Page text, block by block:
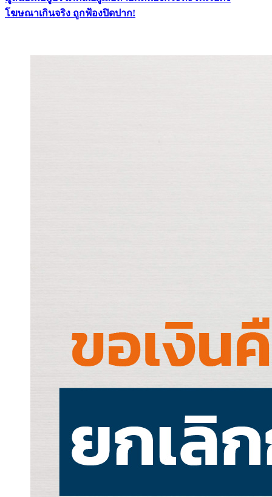
โฆษณาเกินจริง ถูกฟ้องปิดปาก!